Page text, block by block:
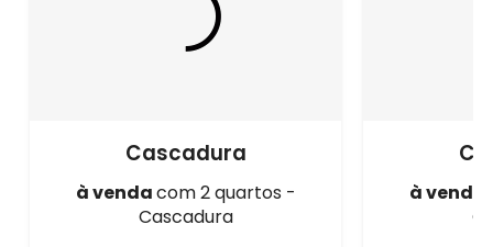
Cascadura
à vendacom 2 quartos -
Cascadura
à venda